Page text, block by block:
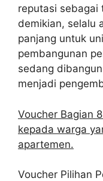
reputasi sebagai
demikian, selalu
panjang untuk
pembangunan
sedang
menjadi
Voucher Bagian
kepada warga
apartemen.
Voucher Pilihan